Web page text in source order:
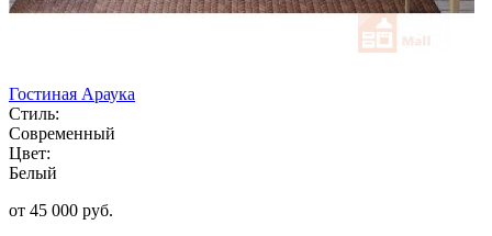
Гостиная Араука
Стиль:
Современный
Цвет:
Белый
от 45 000 руб.